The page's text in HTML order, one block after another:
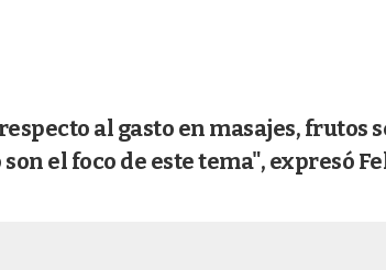
al gasto en masajes, frutos
el foco de este tema", expresó